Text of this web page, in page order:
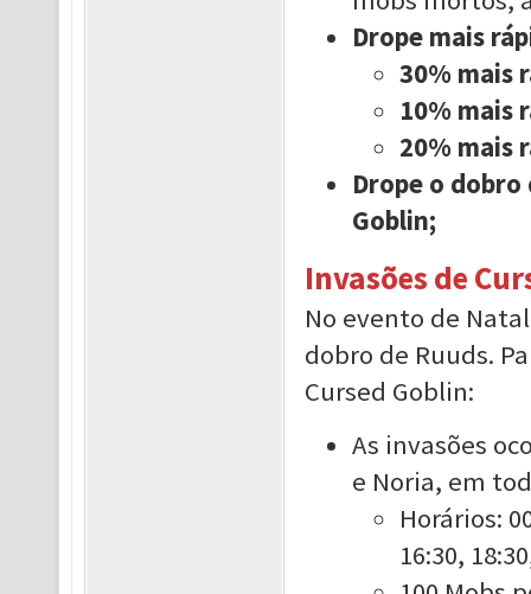
Drope mais
30% mais
10% mais
20% mais
Drope o
Goblin;
Invasões de
No evento de
dobro de Ruuds.
Cursed Goblin:
As invasões
e Noria, em
Horários:
16:30,